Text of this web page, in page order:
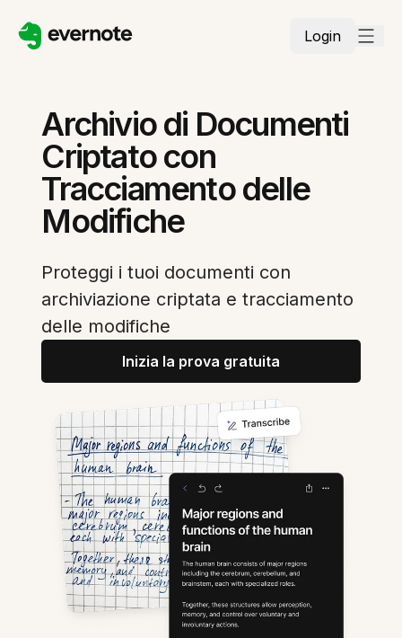
Login
Archivio di Documenti
Criptato con
Tracciamento delle
Modifiche
Proteggi i tuoi documenti con
archiviazione criptata e tracciamento
delle modifiche
Inizia la prova gratuita